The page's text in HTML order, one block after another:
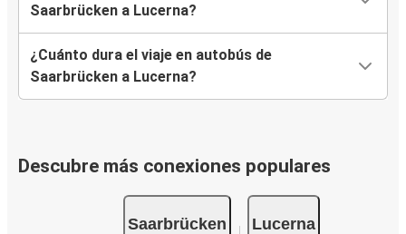
Saarbrücken a Lucerna?
¿Cuánto dura el viaje en autobús de
Saarbrücken a Lucerna?
Descubre más conexiones populares
Saarbrücken Lucerna